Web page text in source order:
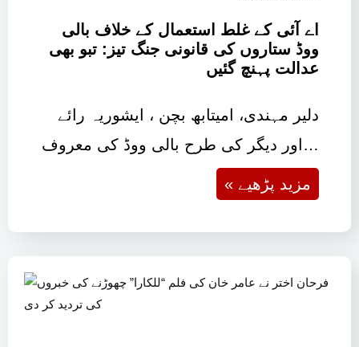
اے آئی کے غلط استعمال کے خلاف بالی
ووڈ ستاروں کی قانونی جنگ تیز: تبو بھی
عدالت پہنچ گئیں
دلیر مہندی، امیتابھ بچن ، ایشوریہ رائے
اور دیگر کی طرح بالی ووڈ کی معروف…
« مزید پڑھیے